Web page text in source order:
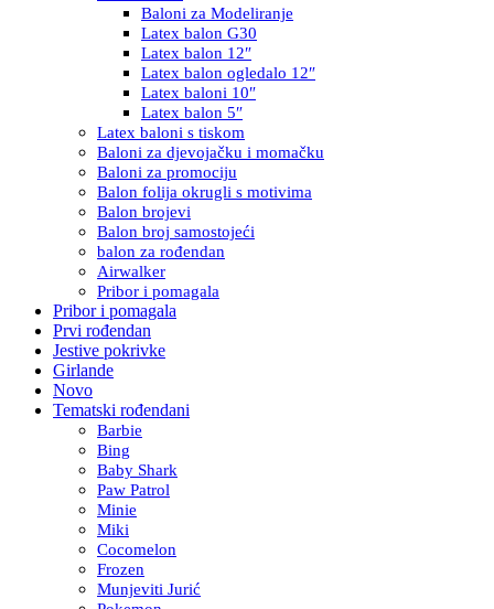
Baloni za Modeliranje
Latex balon G30
Latex balon 12″
Latex balon ogledalo 12″
Latex baloni 10″
Latex balon 5″
Latex baloni s tiskom
Baloni za djevojačku i momačku
Baloni za promociju
Balon folija okrugli s motivima
Balon brojevi
Balon broj samostojeći
balon za rođendan
Airwalker
Pribor i pomagala
Pribor i pomagala
Prvi rođendan
Jestive pokrivke
Girlande
Novo
Tematski rođendani
Barbie
Bing
Baby Shark
Paw Patrol
Minie
Miki
Cocomelon
Frozen
Munjeviti Jurić